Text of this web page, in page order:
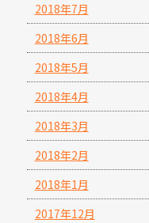
2018年7月
2018年6月
2018年5月
2018年4月
2018年3月
2018年2月
2018年1月
2017年12月